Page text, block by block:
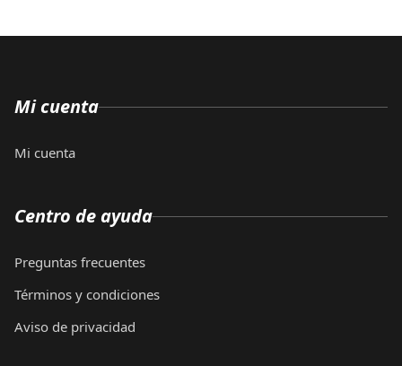
Mi cuenta
Mi cuenta
Centro de ayuda
Preguntas frecuentes
Términos y condiciones
Aviso de privacidad